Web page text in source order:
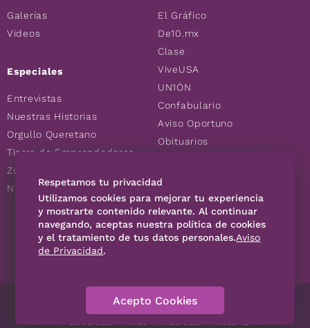
Galerías
Videos
Especiales
Entrevistas
Nuestras Historias
Orgullo Queretano
Tierra de Emprendedores
Zoociales
Nuevos Queretanos
El Gráfico
De10.mx
Clase
ViveUSA
UN1ÓN
Confabulario
Aviso Oportuno
Obituarios
Consultas
SÍGUENOS
Contáctanos Código de Ética
Respetamos tu privacidad
Utilizamos cookies para mejorar tu experiencia
y mostrarte contenido relevante. Al continuar
navegando, aceptas nuestra política de cookies
y el tratamiento de tus datos personales.Aviso
de Privacidad.
Acepto Cookies